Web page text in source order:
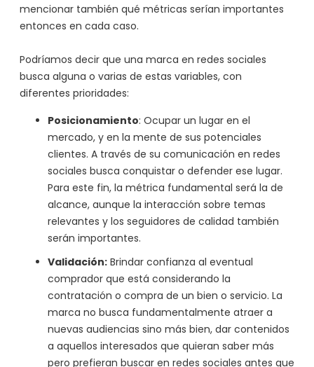
mencionar también qué métricas serían importantes
entonces en cada caso.
Podríamos decir que una marca en redes sociales
busca alguna o varias de estas variables, con
diferentes prioridades:
Posicionamiento: Ocupar un lugar en el
mercado, y en la mente de sus potenciales
clientes. A través de su comunicación en redes
sociales busca conquistar o defender ese lugar.
Para este fin, la métrica fundamental será la de
alcance, aunque la interacción sobre temas
relevantes y los seguidores de calidad también
serán importantes.
Validación: Brindar confianza al eventual
comprador que está considerando la
contratación o compra de un bien o servicio. La
marca no busca fundamentalmente atraer a
nuevas audiencias sino más bien, dar contenidos
a aquellos interesados que quieran saber más
pero prefieran buscar en redes sociales antes que